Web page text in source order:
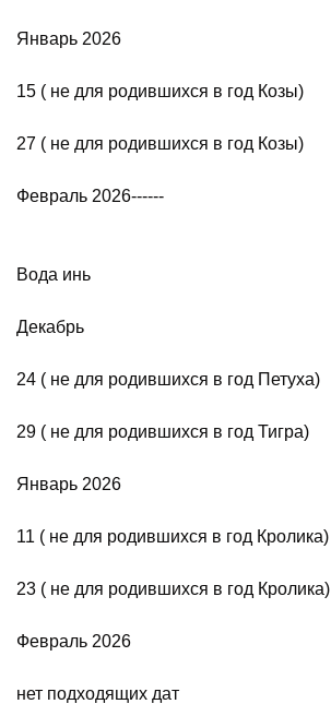
Январь 2026
15 ( не для родившихся в год Козы)
27 ( не для родившихся в год Козы)
Февраль 2026------
Вода инь
Декабрь
24 ( не для родившихся в год Петуха)
29 ( не для родившихся в год Тигра)
Январь 2026
11 ( не для родившихся в год Кролика)
23 ( не для родившихся в год Кролика)
Февраль 2026
нет подходящих дат